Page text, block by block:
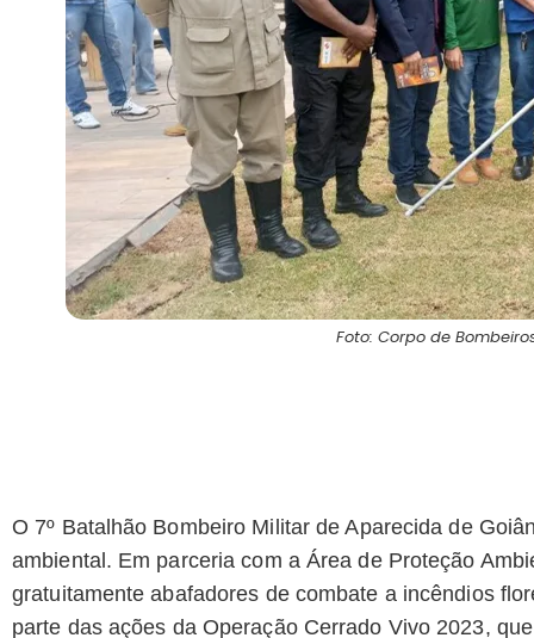
Foto: Corpo de
O 7º Batalhão Bombeiro Militar de Aparecida de
ambiental. Em parceria com a Área de Proteção
gratuitamente abafadores de combate a incêndios
parte das ações da Operação Cerrado Vivo 2023,